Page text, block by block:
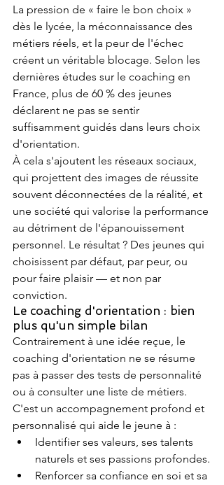
La pression de « faire le bon choix »
dès le lycée, la méconnaissance des
métiers réels, et la peur de l'échec
créent un véritable blocage. Selon les
dernières études sur le coaching en
France, plus de 60 % des jeunes
déclarent ne pas se sentir
suffisamment guidés dans leurs choix
d'orientation.
À cela s'ajoutent les réseaux sociaux,
qui projettent des images de réussite
souvent déconnectées de la réalité, et
une société qui valorise la performance
au détriment de l'épanouissement
personnel. Le résultat ? Des jeunes qui
choisissent par défaut, par peur, ou
pour faire plaisir — et non par
conviction.
Le coaching d'orientation : bien
plus qu'un simple bilan
Contrairement à une idée reçue, le
coaching d'orientation ne se résume
pas à passer des tests de personnalité
ou à consulter une liste de métiers.
C'est un accompagnement profond et
personnalisé qui aide le jeune à :
Identifier ses valeurs, ses talents
naturels et ses passions profondes.
Renforcer sa confiance en soi et sa